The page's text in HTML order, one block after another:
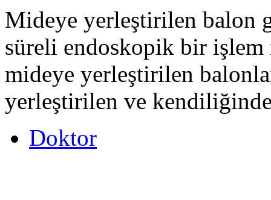
Mideye yerleştirilen balon
süreli endoskopik bir işlem
mideye yerleştirilen
yerleştirilen ve
Doktor